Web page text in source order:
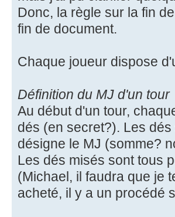
Donc, la règle sur la fin
fin de document.
Chaque joueur dispose
Définition du MJ d'un tour
Au début d'un tour,
dés (en secret?). Les
désigne le MJ (somme?
Les dés misés sont tous
(Michael, il faudra que je
acheté, il y a un procédé